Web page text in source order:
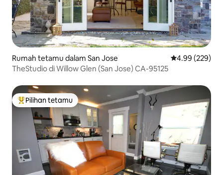
Rumah tetamu dalam San Jose Penarafan
4.99 (229)
TheStudio di Willow Glen (San Jose) CA-95125
Pilihan utama tetamu
Pilihan tetamu